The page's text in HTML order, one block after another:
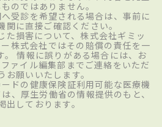
のではありません。
受診を希望される場合は、事前に
関に直接ご確認ください。
た損害について、株式会社ギミッ
株式会社ではその賠償の責任を一
。 情報に誤りがある場合には、お
ァイル編集部までご連絡をいただ
お願いいたします。
ドの健康保険証利用可能な医療機
、厚生労働省の情報提供のもと、
出しております。